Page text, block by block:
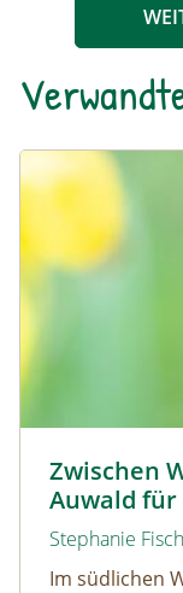
ihnen
hauseigenen
Zwischen
Auwald
Stephanie
Im südlichen
Zwischen